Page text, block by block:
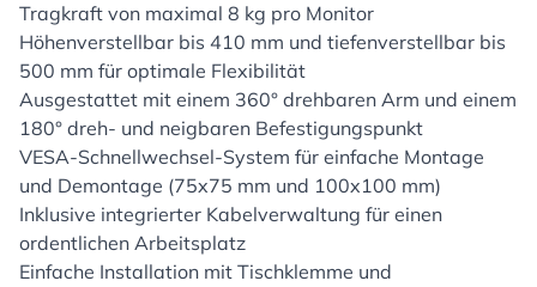
Tragkraft von maximal 8 kg pro Monitor
Höhenverstellbar bis 410 mm und tiefenverstellbar bis
500 mm für optimale Flexibilität
Ausgestattet mit einem 360° drehbaren Arm und einem
180° dreh- und neigbaren Befestigungspunkt
VESA-Schnellwechsel-System für einfache Montage
und Demontage (75x75 mm und 100x100 mm)
Inklusive integrierter Kabelverwaltung für einen
ordentlichen Arbeitsplatz
Einfache Installation mit Tischklemme und